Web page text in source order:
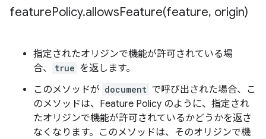
featurePolicy.allowsFeature(feature, origin)
指定されたオリジンで機能が許可されている場
合、
true を返します。
このメソッドが document で呼び出された場合、こ
のメソッドは、Feature Policy のように、指定され
たオリジンで機能が許可されているかどうかを返さ
なくなります。このメソッドは、そのオリジンで機